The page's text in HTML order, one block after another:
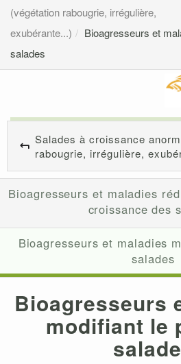
(végétation rabougrie, irrégulière,
exubérante...)
Bioagresseurs et
salades
Salades à croissance
rabougrie, irrégulière,
Bioagresseurs et maladies
croissance des
Bioagresseurs et maladies
salades
Bioagresseurs
modifiant le